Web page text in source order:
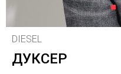
1
DIESEL
ДУКСЕР